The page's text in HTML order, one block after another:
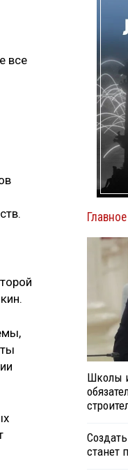
все
Школы
станет